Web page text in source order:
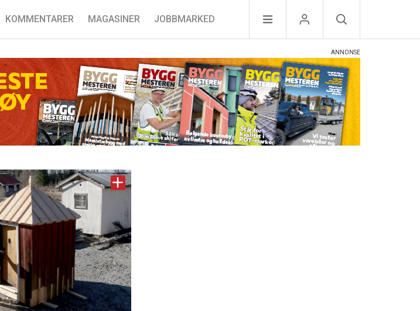
KOMMENTARER MAGASINER JOBBMARKED